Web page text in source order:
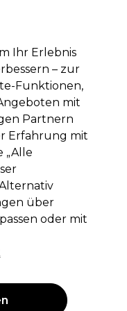
Anmelden
Saloneinrichtung
Bundles
Ihr Erlebnis
– zur
Funktionen,
mit
Partnern
Erfahrung mit
„Alle
über
oder mit